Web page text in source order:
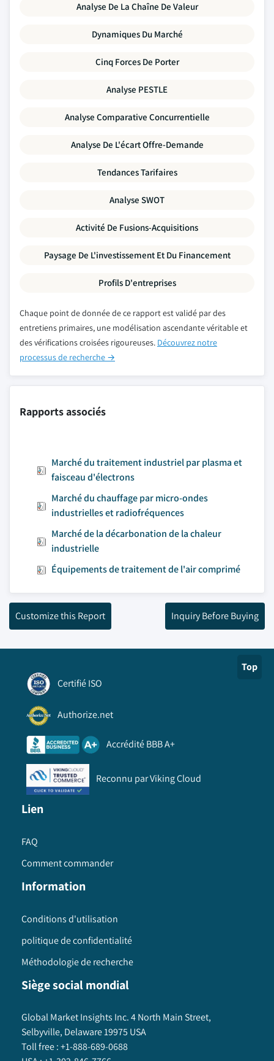
Analyse De La Chaîne De Valeur
Dynamiques Du Marché
Cinq Forces De Porter
Analyse PESTLE
Analyse Comparative Concurrentielle
Analyse De L'écart Offre-Demande
Tendances Tarifaires
Analyse SWOT
Activité De Fusions-Acquisitions
Paysage De L'investissement Et Du Financement
Profils D'entreprises
Chaque point de donnée de ce rapport est validé par des
entretiens primaires, une modélisation ascendante véritable et
des vérifications croisées rigoureuses. Découvrez notre
processus de recherche →
Rapports associés
Marché du traitement industriel par plasma et
faisceau d'électrons
Marché du chauffage par micro-ondes
industrielles et radiofréquences
Marché de la décarbonation de la chaleur
industrielle
Équipements de traitement de l'air comprimé
Customize this Report Inquiry Before Buying
Top
Certifié ISO
Authorize.net
Accrédité BBB A+
Reconnu par Viking Cloud
Lien
FAQ
Comment commander
Information
Conditions d'utilisation
politique de confidentialité
Méthodologie de recherche
Siège social mondial
Global Market Insights Inc. 4 North Main Street,
Selbyville, Delaware 19975 USA
Toll free :+1-888-689-0688